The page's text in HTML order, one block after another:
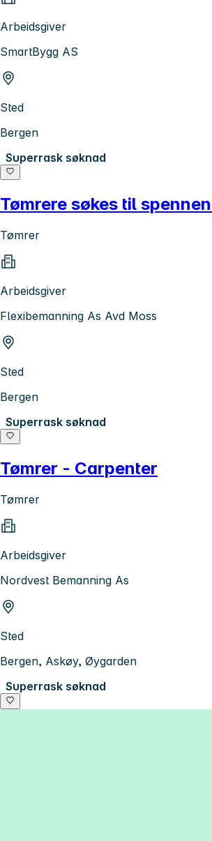
Arbeidsgiver
SmartBygg AS
Sted
Bergen
Superrask søknad
Tømrere søkes til
Tømrer
Arbeidsgiver
Flexibemanning As Avd Moss
Sted
Bergen
Superrask søknad
Tømrer - Carpenter
Tømrer
Arbeidsgiver
Nordvest Bemanning As
Sted
Bergen, Askøy, Øygarden
Superrask søknad